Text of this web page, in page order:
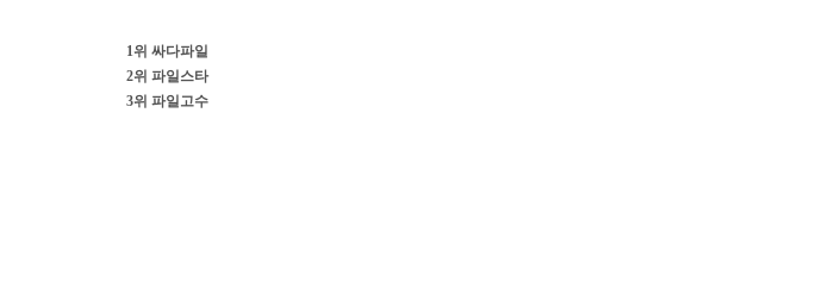
1위 싸다파일
2위 파일스타
3위 파일고수